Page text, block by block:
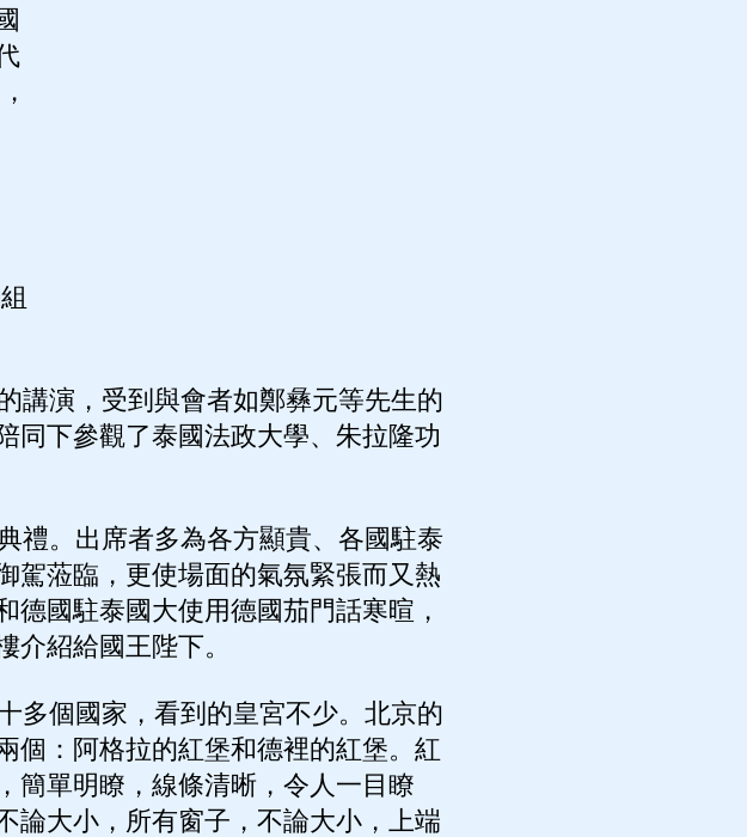
講演，受到與會者如鄭彝元等先生的
同下參觀了泰國法政大學、朱拉隆功
禮。出席者多為各方顯貴、各國駐泰
駕蒞臨，更使場面的氣氛緊張而又熱
國駐泰國大使用德國茄門話寒暄，
介紹給國王陛下。
多個國家，看到的皇宮不少。北京的
個：阿格拉的紅堡和德裡的紅堡。紅
簡單明瞭，線條清晰，令人一目瞭
論大小，所有窗子，不論大小，上端